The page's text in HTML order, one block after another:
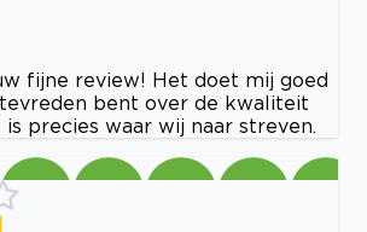
fijne review! Het doet mij goed
bent over de kwaliteit
precies waar wij naar streven.